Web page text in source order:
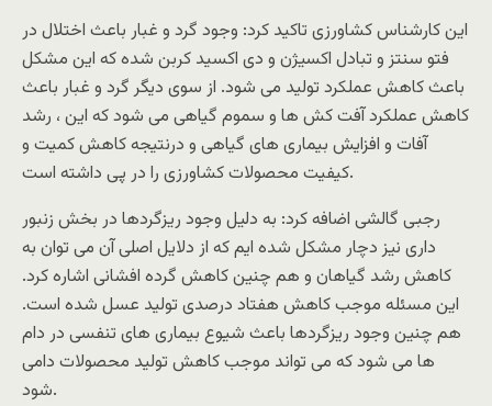
این کارشناس کشاورزی تاکید کرد: وجود گرد و غبار باعث اختلال در
فتو سنتز و تبادل اکسیژن و دی اکسید کربن شده که این مشکل
باعث کاهش عملکرد تولید می شود. از سوی دیگر گرد و غبار باعث
کاهش عملکرد آفت کش ها و سموم گیاهی می شود که این ، رشد
آفات و افزایش بیماری های گیاهی و درنتیجه کاهش کمیت و
کیفیت محصولات کشاورزی را در پی داشته است.
رجبی گالشی اضافه کرد: به دلیل وجود ریزگردها در بخش زنبور
داری نیز دچار مشکل شده ایم که از دلایل اصلی آن می توان به
کاهش رشد گیاهان و هم چنین کاهش گرده افشانی اشاره کرد.
این مسئله موجب کاهش هفتاد درصدی تولید عسل شده است.
هم چنین وجود ریزگردها باعث شیوع بیماری های تنفسی در دام
ها می شود که می تواند موجب کاهش تولید محصولات دامی
شود.